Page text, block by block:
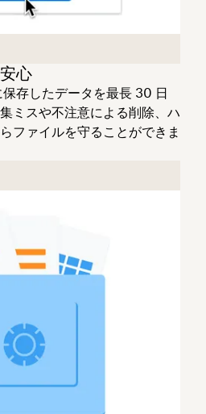
心
存したデータを最長 30 日
ミスや不注意による削除、ハ
ファイルを守ることができま